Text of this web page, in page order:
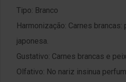
Tipo: Branco
Harmonização: Carnes
japonesa.
Gustativo: Carnes brancas e
Olfativo: No nariz insinua